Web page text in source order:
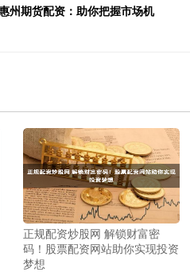
州期货配资：助你把握市场机
正规配资炒股网 解锁财富密
码！股票配资网站助你实现投资
梦想